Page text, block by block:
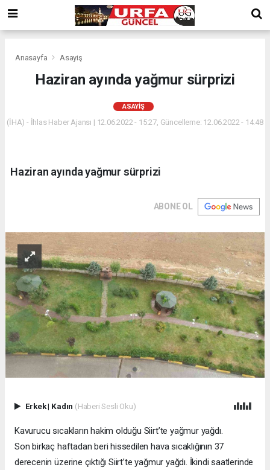
Anasayfa Asayiş
Haziran ayında yağmur sürprizi
ASAYIŞ
(İHA) - İhlas Haber Ajansı | 12.06.2022 - 15:27, Güncelleme: 12.06.2022 - 14:48
Haziran ayında yağmur sürprizi
ABONE OL
Erkek| Kadın (Haberi Sesli Oku)
Kavurucu sıcakların hakim olduğu Siirt’te yağmur yağdı.
Son birkaç haftadan beri hissedilen hava sıcaklığının 37
derecenin üzerine çıktığı Siirt’te yağmur yağdı. İkindi saatlerinde